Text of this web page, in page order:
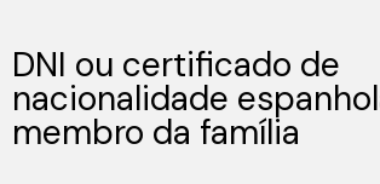
DNI ou certificado de
nacionalidade
membro da família